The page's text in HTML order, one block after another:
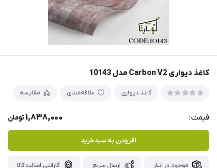
کاغذ دیواری Carbon V2 مدل 10143
کاغذ دیواری علاقه‌مندی مقایسه
قیمت: 1,838,000تومان
افزودن به سبدخرید
موجود در انبار ارسال سریع گارانتی اصالت کالا